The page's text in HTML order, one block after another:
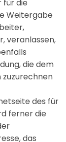
für die
Weitergabe
veranlassen,
die dem
des für
ferner die
das